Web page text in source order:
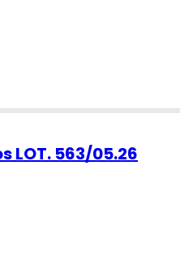
LOT. 563/05.26